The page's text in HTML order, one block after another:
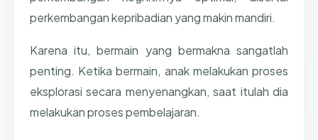
perkembangan kepribadian yang makin mandiri.
Karena itu, bermain yang bermakna sangatlah
penting. Ketika bermain, anak melakukan proses
eksplorasi secara menyenangkan, saat itulah dia
melakukan proses pembelajaran.